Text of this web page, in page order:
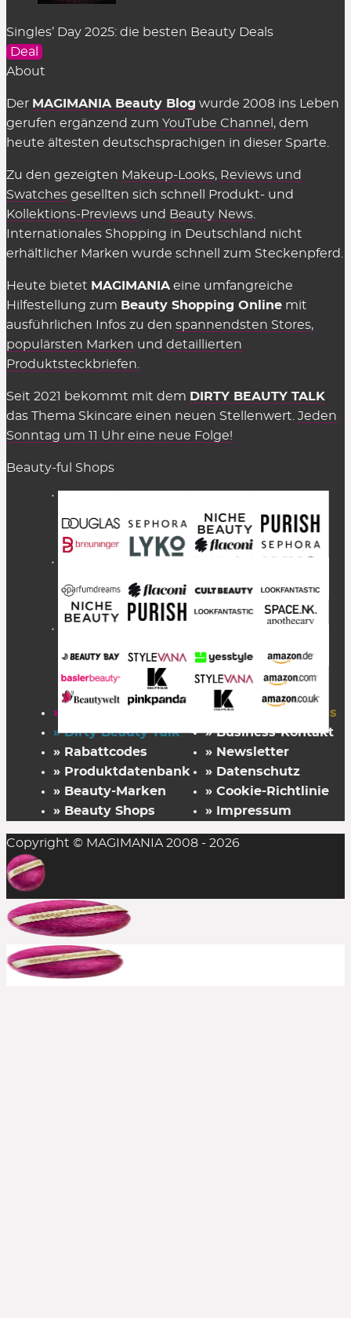
Singles’ Day 2025: die besten Beauty Deals
Deal
About
Der MAGIMANIA Beauty Blog wurde 2008 ins Leben
gerufen ergänzend zum YouTube Channel , dem
heute ältesten deutschsprachigen in dieser Sparte.
Zu den gezeigten Makeup-Looks, Reviews und
Swatches gesellten sich schnell Produkt- und
Kollektions-Previews und Beauty News
Internationales Shopping in Deutschland nicht
erhältlicher Marken wurde schnell zum Steckenpferd.
Heute bietet MAGIMANIA eine umfangreiche
Hilfestellung zum Beauty Shopping Online mit
ausführlichen Infos zu den spannendsten Stores,
populärsten Marken und detaillierten
Produktsteckbriefen
Seit 2021 bekommt mit dem DIRTY BEAUTY TALK
das Thema Skincare einen neuen Stellenwert. Jeden
Sonntag um 11 Uhr eine neue Folge!
Beauty-ful Shops
» Startseite
» Dirty Beauty Talk
» Rabattcodes
» Produktdatenbank
» Beauty-Marken
» Beauty Shops
» FAZ Kaufkompass
» Business-Kontakt
» Newsletter
» Datenschutz
» Cookie-Richtlinie
» Impressum
Copyright © MAGIMANIA 2008 - 2026